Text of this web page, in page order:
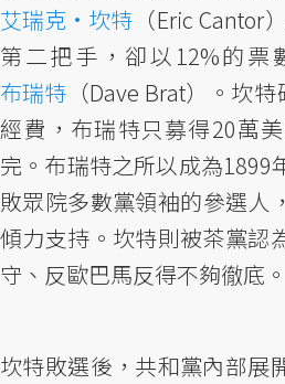
艾瑞克·坎特 （Eric
第二把手，卻以12%的票
布瑞特 （Dave Brat）。坎
經費，布瑞特只募得20萬
完。布瑞特之所以成為1899
敗眾院多數黨領袖的參選人
傾力支持。坎特則被茶黨認
守、反歐巴馬反得不夠徹底。
坎特敗選後，共和黨內部展